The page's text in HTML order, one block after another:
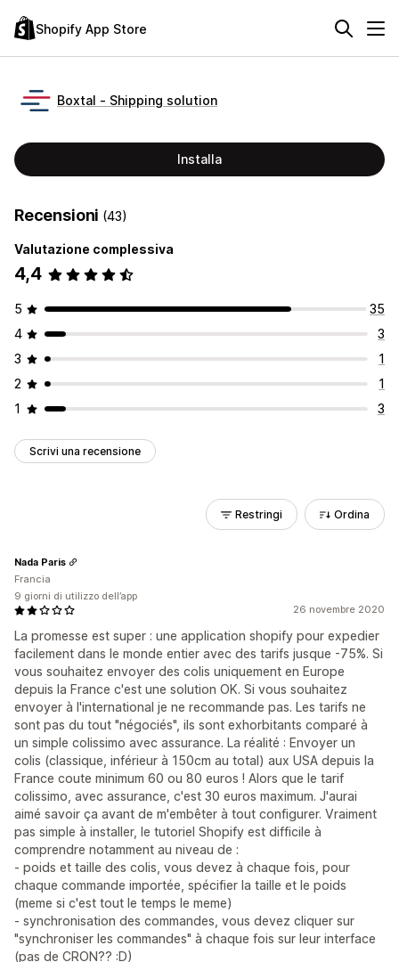
Shopify App Store
Boxtal ‑ Shipping solution
Installa
Recensioni (43)
Valutazione complessiva
4,4
5
35
4
3
3
1
2
1
1
3
Scrivi una recensione
Restringi Ordina
26 novembre 2020
La promesse est super : une application shopify pour expedier
facilement dans le monde entier avec des tarifs jusque -75%. Si
vous souhaitez envoyer des colis uniquement en Europe
depuis la France c'est une solution OK. Si vous souhaitez
envoyer à l'international je ne recommande pas. Les tarifs ne
sont pas du tout "négociés", ils sont exhorbitants comparé à
un simple colissimo avec assurance. La réalité : Envoyer un
colis (classique, inférieur à 150cm au total) aux USA depuis la
France coute minimum 60 ou 80 euros ! Alors que le tarif
colissimo, avec assurance, c'est 30 euros maximum. J'aurai
aimé savoir ça avant de m'embêter à tout configurer. Vraiment
pas simple à installer, le tutoriel Shopify est difficile à
comprendre notamment au niveau de :
- poids et taille des colis, vous devez à chaque fois, pour
chaque commande importée, spécifier la taille et le poids
(meme si c'est tout le temps le meme)
- synchronisation des commandes, vous devez cliquer sur
"synchroniser les commandes" à chaque fois sur leur interface
(pas de CRON?? :D)
Nada Paris
Francia
9 giorni di utilizzo dell’app